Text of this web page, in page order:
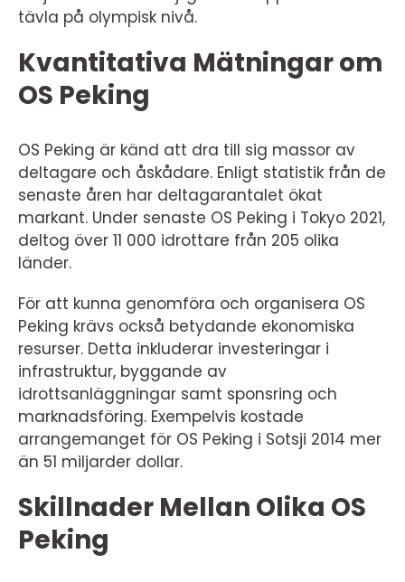
tävla på olympisk nivå.
Kvantitativa Mätningar om
OS Peking
OS Peking är känd att dra till sig massor av
deltagare och åskådare. Enligt statistik från de
senaste åren har deltagarantalet ökat
markant. Under senaste OS Peking i Tokyo 2021,
deltog över 11 000 idrottare från 205 olika
länder.
För att kunna genomföra och organisera OS
Peking krävs också betydande ekonomiska
resurser. Detta inkluderar investeringar i
infrastruktur, byggande av
idrottsanläggningar samt sponsring och
marknadsföring. Exempelvis kostade
arrangemanget för OS Peking i Sotsji 2014 mer
än 51 miljarder dollar.
Skillnader Mellan Olika OS
Peking